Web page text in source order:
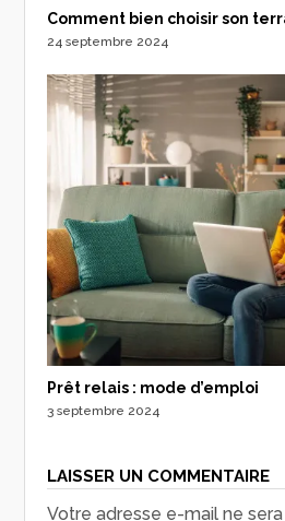
Comment bien choisir son
24 septembre 2024
Prêt relais : mode d’emploi
3 septembre 2024
LAISSER UN COMMENTAIRE
Votre adresse e-mail ne